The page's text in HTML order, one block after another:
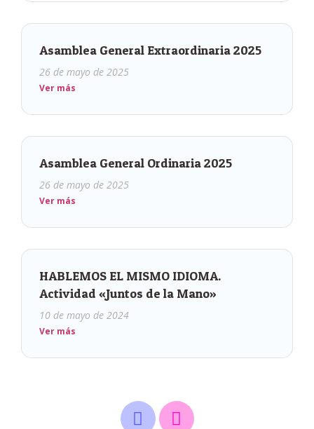
Asamblea General Extraordinaria 2025
26 de mayo de 2025
Ver más
Asamblea General Ordinaria 2025
26 de mayo de 2025
Ver más
HABLEMOS EL MISMO IDIOMA.
Actividad «Juntos de la Mano»
10 de mayo de 2024
Ver más